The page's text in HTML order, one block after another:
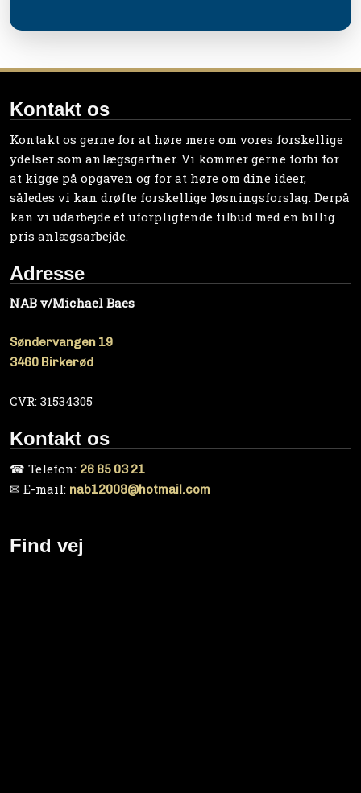
Kontakt os
Kontakt os gerne for at høre mere om vores forskellige
ydelser som anlægsgartner. Vi kommer gerne forbi for
at kigge på opgaven og for at høre om dine ideer,
således vi kan drøfte forskellige løsningsforslag. Derpå
kan vi udarbejde et uforpligtende tilbud med en billig
pris anlægsarbejde.
Adresse
NAB v/Michael Baes
Søndervangen 19
​3460 Birkerød
CVR: 31534305
Kontakt os
☎ Telefon: 26 85 03 21
✉ E-mail: nab12008@hotmail.com
Find vej